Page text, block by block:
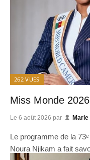
262 VUES
Miss Monde
Le 6 août 2026 par
Le programme de la
Noura Njikam a fait